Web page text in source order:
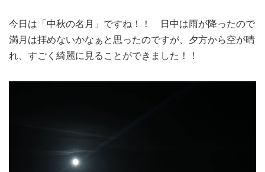
MEDIA– メディア掲載 TRAVEL– 旅行
今日は「中秋の名月」ですね！！ 日中は雨が降ったので
満月は拝めないかなぁと思ったのですが、夕方から空が晴
れ、すごく綺麗に見ることができました！！